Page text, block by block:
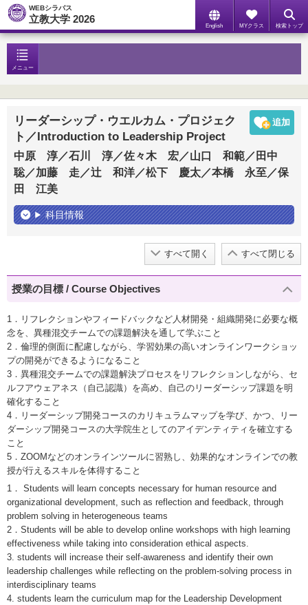
WEBシラバス
立教大学 2026
English MYクラス 検索トップ
メニュー
リーダーシップ・ウエルカム・プロジェク
ト／Introduction to Leadership Project
中原 淳／石川 淳／佐々木 宏／山口 和範／田中
聡／加藤 走／辻 和洋／松下 慶太／本橋 永至／保
田 江美
科目情報
すべて開く すべて閉じる
授業の目標 / Course Objectives
1．リフレクションやフィードバックなど人材開発・組織開発に必要な概
念を、異種混交チームでの課題解決を通して学ぶこと
2．倫理的側面に配慮しながら、学習効果の高いオンラインワークショッ
プの開発ができるようになること
3．異種混交チームでの課題解決プロセスをリフレクションしながら、セ
ルフアウェアネス（自己認識）を高め、自己のリーダーシップ課題を明
確化すること
4．リーダーシップ開発コースのカリキュラムマップを学び、かつ、リー
ダーシップ開発コースの大学院生としてのアイデンティティを確立する
こと
5．ZOOMなどのオンラインツールに習熟し、効果的なオンラインでの教
授が行えるスキルを体得すること
1． Students will learn concepts necessary for human resource and
organizational development, such as reflection and feedback, through
problem solving in heterogeneous teams
2．Students will be able to develop online workshops with high learning
effectiveness while taking into consideration ethical aspects.
3. students will increase their self-awareness and identify their own
leadership challenges while reflecting on the problem-solving process in
interdisciplinary teams
4. students learn the curriculum map for the Leadership Development